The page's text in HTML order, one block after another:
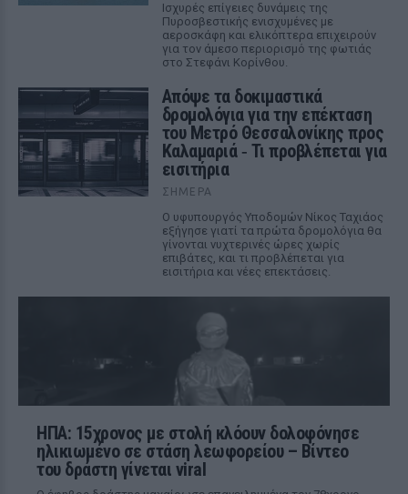
Ισχυρές επίγειες δυνάμεις της
Πυροσβεστικής ενισχυμένες με
αεροσκάφη και ελικόπτερα επιχειρούν
για τον άμεσο περιορισμό της φωτιάς
στο Στεφάνι Κορίνθου.
Απόψε τα δοκιμαστικά
δρομολόγια για την επέκταση
του Μετρό Θεσσαλονίκης προς
Καλαμαριά ‑ Τι προβλέπεται για
εισιτήρια
ΣΉΜΕΡΑ
Ο υφυπουργός Υποδομών Νίκος Ταχιάος
εξήγησε γιατί τα πρώτα δρομολόγια θα
γίνονται νυχτερινές ώρες χωρίς
επιβάτες, και τι προβλέπεται για
εισιτήρια και νέες επεκτάσεις.
ΗΠΑ: 15χρονος με στολή κλόουν δολοφόνησε
ηλικιωμένο σε στάση λεωφορείου – Βίντεο
του δράστη γίνεται viral